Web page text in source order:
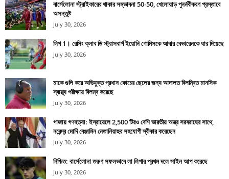
বার্সেলোনা স্ট্রাইকারের থাকার সম্ভাবনা 50-50, খেলোয়াড় পুনর্নবীকরণ প্রস্তাবে
অসন্তুষ্ট
July 30, 2026
লিগ 1। রেসিং ক্লাব ডি স্ট্রাসবার্গ ইয়োনি গোমিসকে আবার বেভারেনকে ধার দিয়েছে
July 30, 2026
মাকে গুলি করে অভিযুক্ত প্রধান কোচের ছেলের জন্য আদালত বিলম্বিত মানসিক
স্বাস্থ্য পরীক্ষায় বিলম্ব করেছে
July 30, 2026
গাজায় গণহত্যা: ইস্রায়েলে 2,500 টিরও বেশি ভারতীয় অস্ত্র সরবরাহের সাথে,
নরেন্দ্র মোদি বেঞ্জামিন নেতানিয়াহুর সহযোগী স্বীকার করেছেন
July 30, 2026
নিশ্চিত: বার্সেলোনা তরুণ সফলভাবে লা লিগার প্রথম দলে সাইন আপ করেছে
July 30, 2026